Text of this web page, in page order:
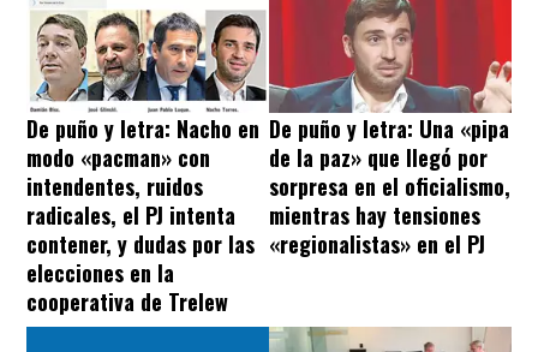
De puño y letra: Nacho en
modo «pacman» con
intendentes, ruidos
radicales, el PJ intenta
contener, y dudas por las
elecciones en la
cooperativa de Trelew
De puño y letra: Una «pipa
de la paz» que llegó por
sorpresa en el oficialismo,
mientras hay tensiones
«regionalistas» en el PJ